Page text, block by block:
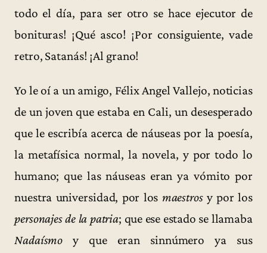
todo el día, para ser otro se hace ejecutor de
bonituras! ¡Qué asco! ¡Por consiguiente, vade
retro, Satanás! ¡Al grano!
Yo le oí a un amigo, Félix Angel Vallejo, noticias
de un joven que estaba en Cali, un desesperado
que le escribía acerca de náuseas por la poesía,
la metafísica normal, la novela, y por todo lo
humano; que las náuseas eran ya vómito por
nuestra universidad, por los maestrosy por los
personajes de la patria; que ese estado se llamaba
Nadaísmo y que eran sinnúmero ya sus